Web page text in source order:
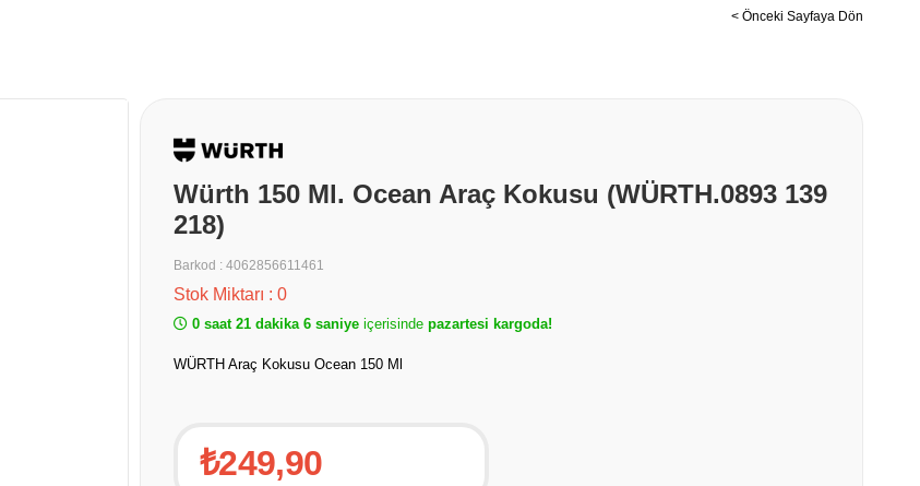
< Önceki Sayfaya Dön
Würth 150 Ml. Ocean Araç Kokusu (WÜRTH.0893 139
218)
Barkod : 4062856611461
Stok Miktarı : 0
0 saat 21 dakika 6 saniye içerisinde pazartesi kargoda!
WÜRTH Araç Kokusu Ocean 150 Ml
₺249,90